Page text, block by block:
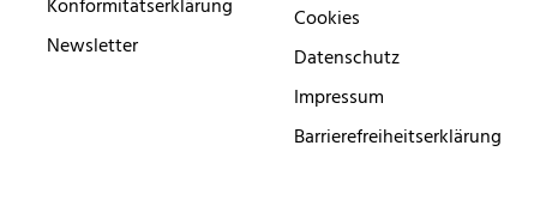
Konformitätserklärung
Newsletter
Cookies
Datenschutz
Impressum
Barrierefreiheitserklärung